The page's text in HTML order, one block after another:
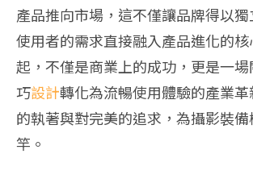
產品推向市場，這不僅讓品牌得以
使用者的需求直接融入產品進化的
起，不僅是商業上的成功，更是一
巧設計轉化為流暢使用體驗的產業
的執著與對完美的追求，為攝影裝
竿。